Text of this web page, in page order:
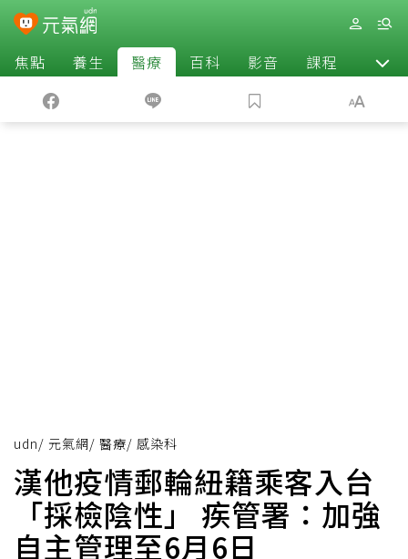
焦點 養生 醫療 百科 影音 課程 退休
udn/ 元氣網/ 醫療/ 感染科
漢他疫情郵輪紐籍乘客入台
「採檢陰性」 疾管署：加強
自主管理至6月6日